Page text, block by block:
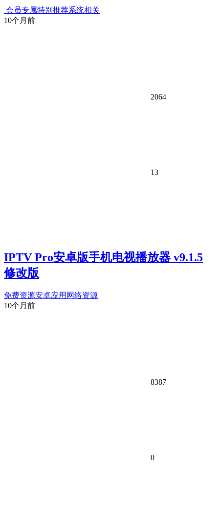
会员专属特别推荐系统相关
10个月前
2064
13
IPTV Pro安卓版手机电视播放器 v9.1.5
修改版
免费资源安卓应用 网络资源
10个月前
8387
0